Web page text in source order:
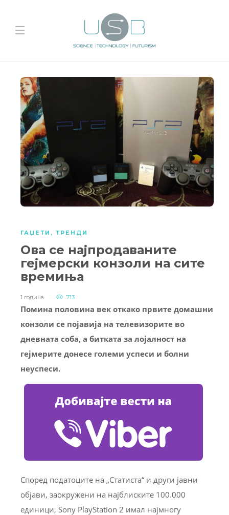
ГАЏЕТИ , ТРЕНДИ
Ова се најпродаваните
гејмерски конзоли на сите
времиња
1 година 713
Помина половина век откако првите домашни
конзоли се појавија на телевизорите во
дневната соба, а битката за лојалност на
гејмерите донесе големи успеси и болни
неуспеси.
Според податоците на „Статиста“ и други јавни
објави, заокружени на најблиските 100.000
единици, Sony PlayStation 2 имал најмногу